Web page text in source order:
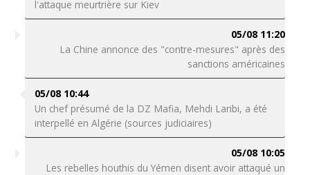
l'attaque meurtrière sur Kiev
05/08 11:20
La Chine annonce des "contre-mesures" après des
sanctions américaines
05/08 10:44
Un chef présumé de la DZ Mafia, Mehdi Laribi, a été
interpellé en Algérie (sources judiciaires)
05/08 10:05
Les rebelles houthis du Yémen disent avoir attaqué un